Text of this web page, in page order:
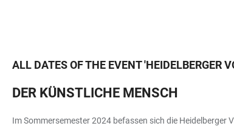
ALL DATES OF THE EVENT'HEIDELBERGER
DER KÜNSTLICHE MENSCH
Im Sommersemester 2024 befassen sich die Heidelberger